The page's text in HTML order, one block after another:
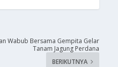
Wabub Bersama Gempita Gelar
Tanam Jagung Perdana
BERIKUTNYA